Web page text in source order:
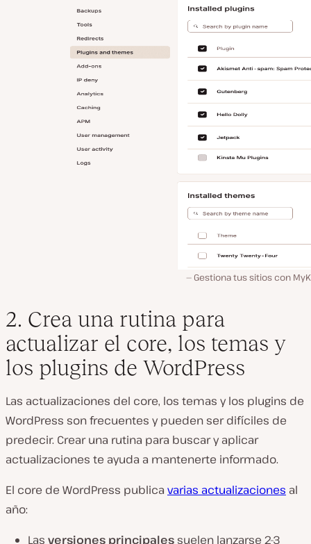
Gestiona tus sitios con
2. Crea una rutina para
actualizar el core, los temas y
los plugins de WordPress
Las actualizaciones del core, los temas y los plugins de
WordPress son frecuentes y pueden ser difíciles de
predecir. Crear una rutina para buscar y aplicar
actualizaciones te ayuda a mantenerte informado.
El core de WordPress publica varias actualizaciones al
año:
Las versiones principales suelen lanzarse 2-3